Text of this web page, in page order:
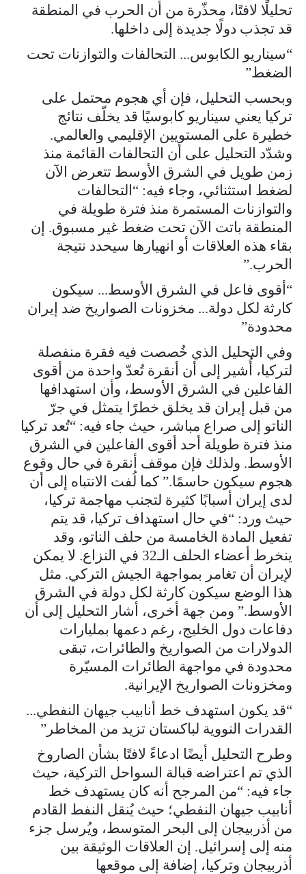
تحليلًا لافتًا، محذّرة من أن الحرب في المنطقة
قد تجذب دولًا جديدة إلى داخلها.
“سيناريو الكابوس... التحالفات والتوازنات تحت
الضغط”
وبحسب التحليل، فإن أي هجوم محتمل على
تركيا يعني سيناريو كابوسيًا قد يخلّف نتائج
خطيرة على المستويين الإقليمي والعالمي.
وشدّد التحليل على أن التحالفات القائمة منذ
زمن طويل في الشرق الأوسط تتعرض الآن
لضغط استثنائي، وجاء فيه: “التحالفات
والتوازنات المستمرة منذ فترة طويلة في
المنطقة باتت الآن تحت ضغط غير مسبوق. إن
بقاء هذه العلاقات أو انهيارها سيحدد نتيجة
الحرب.”
“أقوى فاعل في الشرق الأوسط... سيكون
كارثة لكل دولة... مخزونات الصواريخ ضد إيران
محدودة”
وفي التحليل الذي خُصصت فيه فقرة منفصلة
لتركيا، أُشير إلى أن أنقرة تُعدّ واحدة من أقوى
الفاعلين في الشرق الأوسط، وأن استهدافها
من قبل إيران قد يخلق خطرًا يتمثل في جرّ
الناتو إلى صراع مباشر، حيث جاء فيه: “تُعد تركيا
منذ فترة طويلة أحد أقوى الفاعلين في الشرق
الأوسط. ولذلك فإن موقف أنقرة في حال وقوع
هجوم سيكون حاسمًا.” كما لُفت الانتباه إلى أن
لدى إيران أسبابًا كثيرة لتجنب مهاجمة تركيا،
حيث ورد: “في حال استهداف تركيا، قد يتم
تفعيل المادة الخامسة من حلف الناتو، وقد
ينخرط أعضاء الحلف الـ32 في النزاع. لا يمكن
لإيران أن تغامر بمواجهة الجيش التركي. مثل
هذا الوضع سيكون كارثة لكل دولة في الشرق
الأوسط.” ومن جهة أخرى، أشار التحليل إلى أن
دفاعات دول الخليج، رغم دعمها بمليارات
الدولارات من الصواريخ والطائرات، تبقى
محدودة في مواجهة الطائرات المسيّرة
ومخزونات الصواريخ الإيرانية.
“قد يكون استهدف خط أنابيب جيهان النفطي...
القدرات النووية لباكستان تزيد من المخاطر”
وطرح التحليل أيضًا ادعاءً لافتًا بشأن الصاروخ
الذي تم اعتراضه قبالة السواحل التركية، حيث
جاء فيه: “من المرجح أنه كان يستهدف خط
أنابيب جيهان النفطي؛ حيث يُنقل النفط القادم
من أذربيجان إلى البحر المتوسط، ويُرسل جزء
منه إلى إسرائيل. إن العلاقات الوثيقة بين
أذربيجان وتركيا، إضافة إلى موقعها